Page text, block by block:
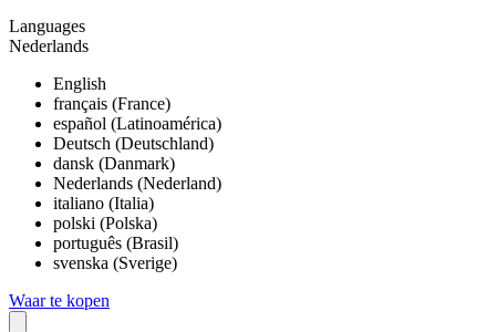
Languages
Nederlands
English
français (France)
español (Latinoamérica)
Deutsch (Deutschland)
dansk (Danmark)
Nederlands (Nederland)
italiano (Italia)
polski (Polska)
português (Brasil)
svenska (Sverige)
Waar te kopen